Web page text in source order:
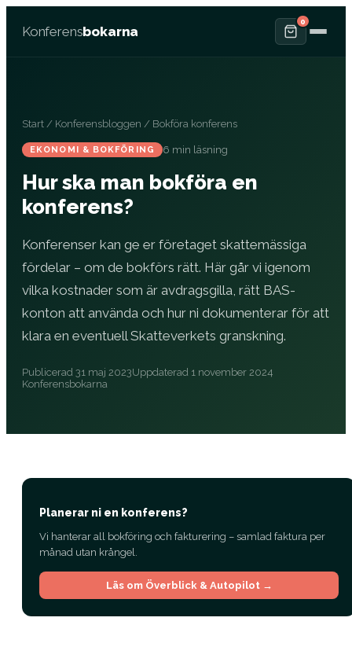
Konferensbokarna
0
Start / Konferensbloggen / Bokföra konferens
EKONOMI & BOKFÖRING 6 min läsning
Hur ska man bokföra en
konferens?
Konferenser kan ge er företaget skattemässiga
fördelar – om de bokförs rätt. Här går vi igenom
vilka kostnader som är avdragsgilla, rätt BAS-
konton att använda och hur ni dokumenterar för att
klara en eventuell Skatteverkets granskning.
Publicerad 31 maj 2023Uppdaterad 1 november 2024
Konferensbokarna
Planerar ni en konferens?
Vi hanterar all bokföring och fakturering – samlad faktura per
månad utan krångel.
Läs om Överblick & Autopilot →